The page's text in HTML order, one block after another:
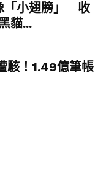
「小翅膀」 收
貓...
駭！1.49億筆帳